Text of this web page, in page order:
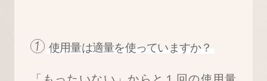
使用量は適量を使っていますか？